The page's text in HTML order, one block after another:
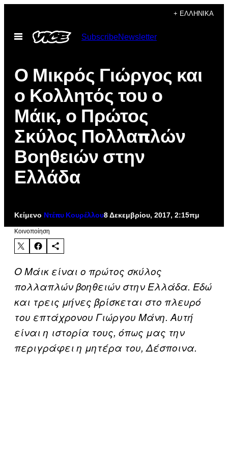
περιεχόμενο
+ ΕΛΛΗΝΙΚΆ
Ανοίξτε
SubscribeNewsletter
Ο Μικρός Γιώργος και
ο Κολλητός του ο
Μάικ, ο Πρώτος
Σκύλος Πολλαπλών
Βοηθειών στην
Ελλάδα
Κείμενο Ντέπυ Κουρέλλου8 Δεκεμβρίου, 2017, 2:15πμ
Kοινοποίηση
Ο Μάικ είναι o πρώτος σκύλος
πολλαπλών βοηθειών στην Ελλάδα. Εδώ
και τρεις μήνες βρίσκεται στο πλευρό
του επτάχρονου Γιώργου Μάνη. Αυτή
είναι η ιστορία τους, όπως μας την
περιγράφει η μητέρα του, Δέσποινα.